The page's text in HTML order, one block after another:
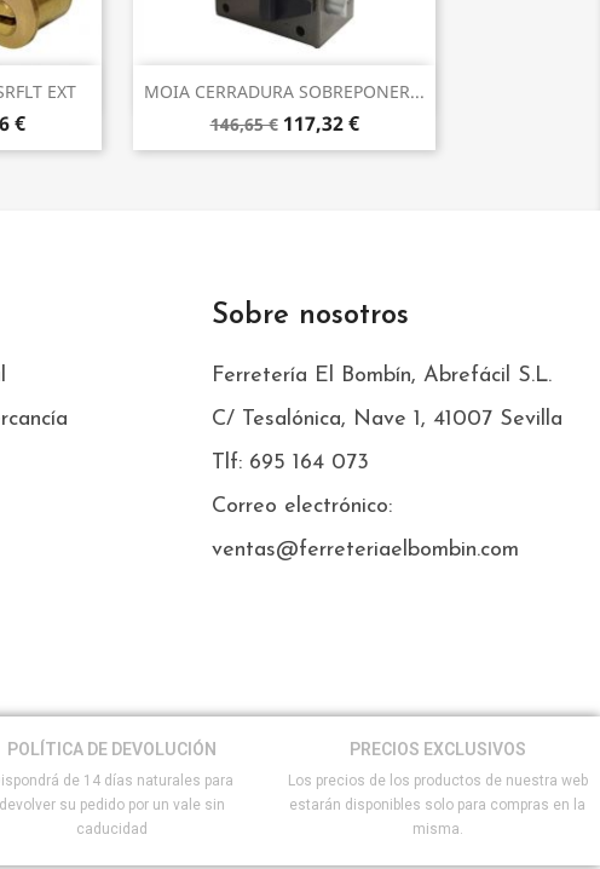
EXT
€
MOIA CERRADURA SOBREPONER...
146,65 € 117,32 €
Vista rápida
Sobre nosotros
Ferretería El Bombín, Abrefácil S.L.
C/ Tesalónica, Nave 1, 41007 Sevilla
Tlf: 695 164 073
Correo electrónico:
ventas@ferreteriaelbombin.com
POLÍTICA DE DEVOLUCIÓN
de 14 días naturales para
devolver su pedido por un vale sin
caducidad
PRECIOS EXCLUSIVOS
Los precios de los productos de nuestra web
estarán disponibles solo para compras en la
misma.